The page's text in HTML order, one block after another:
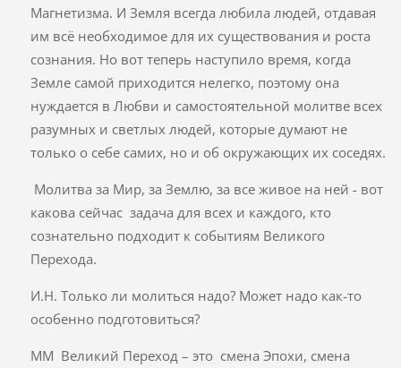
Магнетизма. И Земля всегда любила людей, отдавая
им всё необходимое для их существования и роста
сознания. Но вот теперь наступило время, когда
Земле самой приходится нелегко, поэтому она
нуждается в Любви и самостоятельной молитве всех
разумных и светлых людей, которые думают не
только о себе самих, но и об окружающих их соседях.
Молитва за Мир, за Землю, за все живое на ней - вот
какова сейчас задача для всех и каждого, кто
сознательно подходит к событиям Великого
Перехода.
И.Н. Только ли молиться надо? Может надо как-то
особенно подготовиться?
ММ Великий Переход – это смена Эпохи, смена